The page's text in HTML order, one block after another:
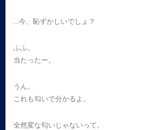
…今、恥ずかしいでしょ？
ふふ。
当たったー。
うん。
これも匂いで分かるよ。
全然変な匂いじゃないって。